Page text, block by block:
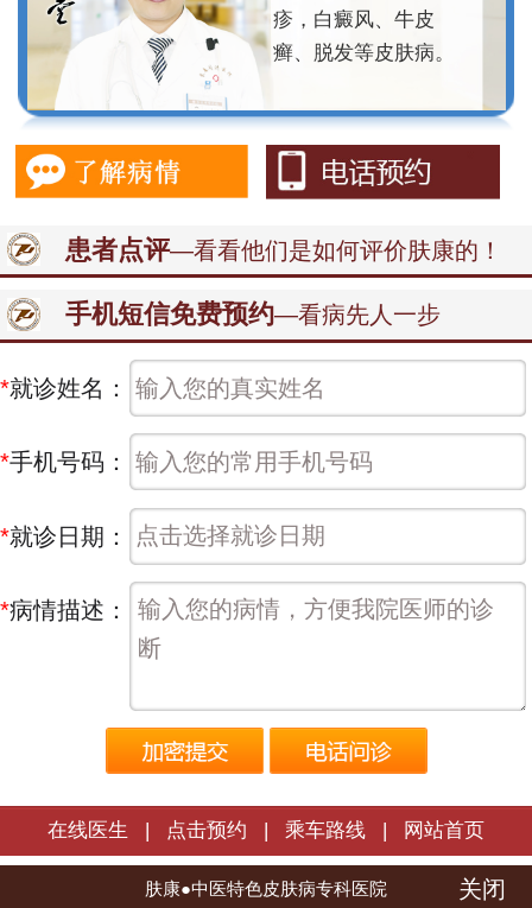
疹，白癜风、牛皮
癣、脱发等皮肤病。
患者点评—看看他们是如何评价肤康的！
手机短信免费预约—看病先人一步
*就诊姓名：
*手机号码：
*就诊日期：
*病情描述：
在线医生 | 点击预约 | 乘车路线 | 网站首页
长春肤康皮肤病医院 | 版权所有
肤康●中医特色皮肤病专科医院 关闭